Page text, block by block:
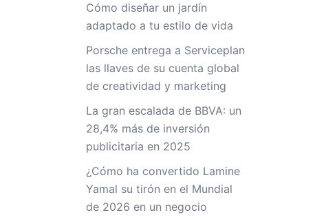
Cómo diseñar un jardín
adaptado a tu estilo de vida
Porsche entrega a Serviceplan
las llaves de su cuenta global
de creatividad y marketing
La gran escalada de BBVA: un
28,4% más de inversión
publicitaria en 2025
¿Cómo ha convertido Lamine
Yamal su tirón en el Mundial
de 2026 en un negocio